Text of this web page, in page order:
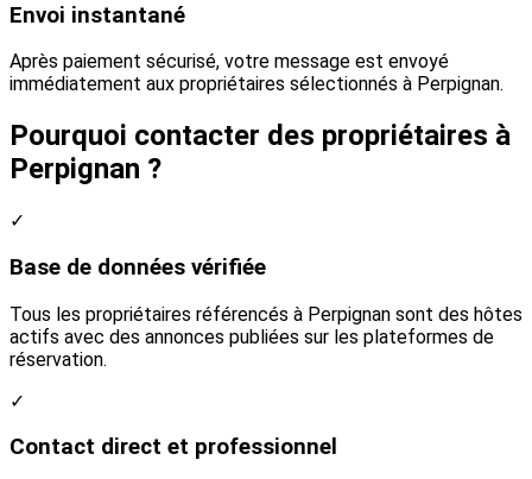
Envoi instantané
Après paiement sécurisé, votre message est envoyé
immédiatement aux propriétaires sélectionnés à Perpignan.
Pourquoi contacter des propriétaires à
Perpignan ?
✓
Base de données vérifiée
Tous les propriétaires référencés à Perpignan sont des hôtes
actifs avec des annonces publiées sur les plateformes de
réservation.
✓
Contact direct et professionnel